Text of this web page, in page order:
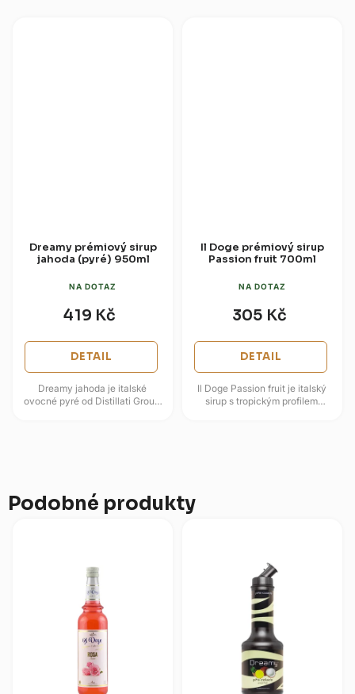
Dreamy prémiový sirup
jahoda (pyré) 950ml
NA DOTAZ
419 Kč
DETAIL
Dreamy jahoda je italské
ovocné pyré od Distillati Group
Il Doge prémiový sirup
Passion fruit 700ml
NA DOTAZ
305 Kč
DETAIL
Il Doge Passion fruit je italský
sirup s tropickým profilem
Podobné produkty